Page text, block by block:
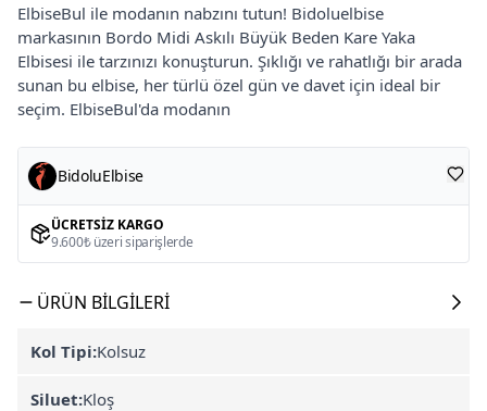
ElbiseBul ile modanın nabzını tutun! Bidoluelbise
markasının Bordo Midi Askılı Büyük Beden Kare Yaka
Elbisesi ile tarzınızı konuşturun. Şıklığı ve rahatlığı bir arada
sunan bu elbise, her türlü özel gün ve davet için ideal bir
seçim. ElbiseBul'da modanın
BidoluElbise
ÜCRETSIZ KARGO
9.600₺ üzeri siparişlerde
ÜRÜN BILGILERI
Kol Tipi:Kolsuz
Siluet:Kloş